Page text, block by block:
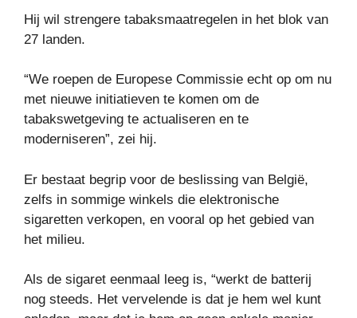
Hij wil strengere tabaksmaatregelen in het blok van
27 landen.
“We roepen de Europese Commissie echt op om nu
met nieuwe initiatieven te komen om de
tabakswetgeving te actualiseren en te
moderniseren”, zei hij.
Er bestaat begrip voor de beslissing van België,
zelfs in sommige winkels die elektronische
sigaretten verkopen, en vooral op het gebied van
het milieu.
Als de sigaret eenmaal leeg is, “werkt de batterij
nog steeds. Het vervelende is dat je hem wel kunt